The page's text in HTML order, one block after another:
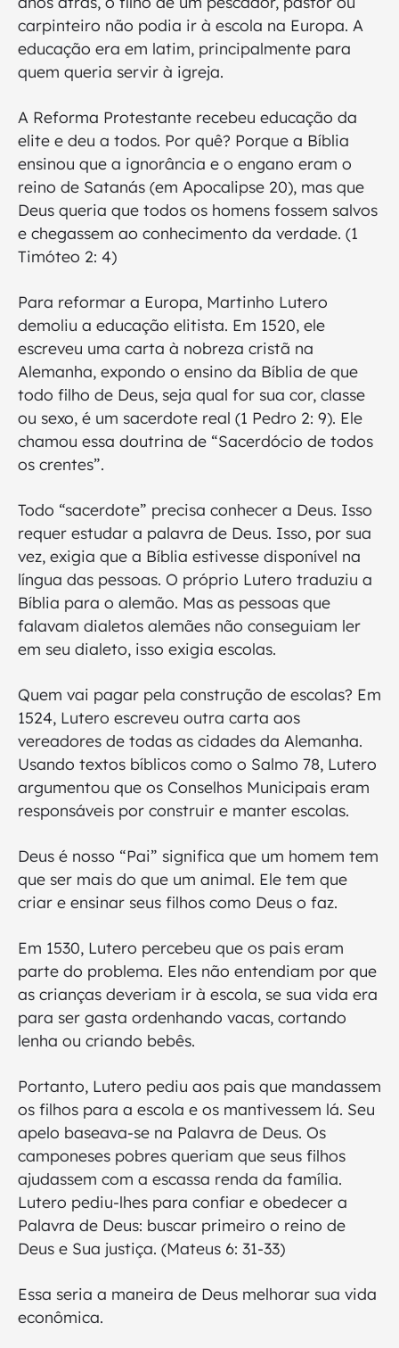
carpinteiro não podia ir à escola na Europa. A
educação era em latim, principalmente para
quem queria servir à igreja.
A Reforma Protestante recebeu educação da
elite e deu a todos. Por quê? Porque a Bíblia
ensinou que a ignorância e o engano eram o
reino de Satanás (em Apocalipse 20), mas que
Deus queria que todos os homens fossem salvos
e chegassem ao conhecimento da verdade. (1
Timóteo 2: 4)
Para reformar a Europa, Martinho Lutero
demoliu a educação elitista. Em 1520, ele
escreveu uma carta à nobreza cristã na
Alemanha, expondo o ensino da Bíblia de que
todo filho de Deus, seja qual for sua cor, classe
ou sexo, é um sacerdote real (1 Pedro 2: 9). Ele
chamou essa doutrina de “Sacerdócio de todos
os crentes”.
Todo “sacerdote” precisa conhecer a Deus. Isso
requer estudar a palavra de Deus. Isso, por sua
vez, exigia que a Bíblia estivesse disponível na
língua das pessoas. O próprio Lutero traduziu a
Bíblia para o alemão. Mas as pessoas que
falavam dialetos alemães não conseguiam ler
em seu dialeto, isso exigia escolas.
Quem vai pagar pela construção de escolas? Em
1524, Lutero escreveu outra carta aos
vereadores de todas as cidades da Alemanha.
Usando textos bíblicos como o Salmo 78, Lutero
argumentou que os Conselhos Municipais eram
responsáveis ​​por construir e manter escolas.
Deus é nosso “Pai” significa que um homem tem
que ser mais do que um animal. Ele tem que
criar e ensinar seus filhos como Deus o faz.
Em 1530, Lutero percebeu que os pais eram
parte do problema. Eles não entendiam por que
as crianças deveriam ir à escola, se sua vida era
para ser gasta ordenhando vacas, cortando
lenha ou criando bebês.
Portanto, Lutero pediu aos pais que mandassem
os filhos para a escola e os mantivessem lá. Seu
apelo baseava-se na Palavra de Deus. Os
camponeses pobres queriam que seus filhos
ajudassem com a escassa renda da família.
Lutero pediu-lhes para confiar e obedecer a
Palavra de Deus: buscar primeiro o reino de
Deus e Sua justiça. (Mateus 6: 31-33)
Essa seria a maneira de Deus melhorar sua vida
econômica.